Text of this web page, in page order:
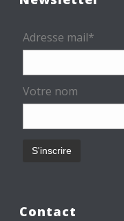
Adresse mail*
Votre nom
Contact